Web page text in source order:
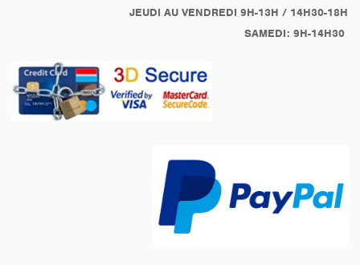
JEUDI AU VENDREDI 9H-13H / 14H30-18H
SAMEDI: 9H-14H30